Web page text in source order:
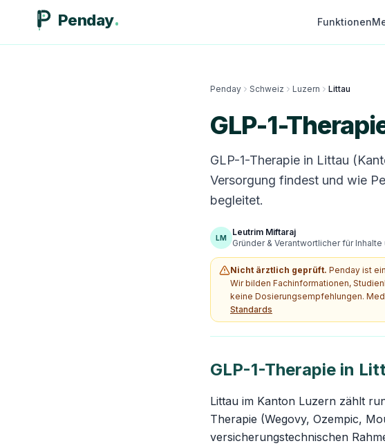
Penday Funktionen
Penday Schweiz Luzern Littau
GLP-1-
GLP-1-Therapie in Littau
Versorgung findest und wie
begleitet.
LM
Leutrim Miftaraj
Gründer & Verantwortlicher für Inhalte
Nicht ärztlich geprüft. Penday ist
Wir bilden Fachinformationen,
keine Dosierungsempfehlungen.
Standards
GLP-1-Therapie in
Littau im Kanton Luzern zählt
Therapie (Wegovy, Ozempic,
versicherungstechnischen